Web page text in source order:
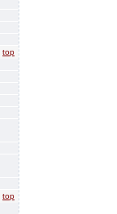
top
top